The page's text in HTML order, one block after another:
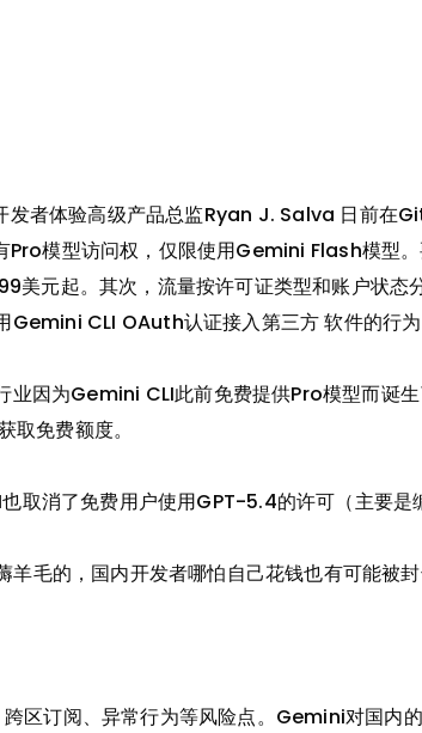
者体验高级产品总监Ryan J. Salva 日前在
Pro模型访问权，仅限使用Gemini Flash模型
元起。其次，流量按许可证类型和账户状态
CLI OAuth认证接入第三方 软件的行为
因为Gemini CLI此前免费提供Pro模型而诞
免费额度。
消了免费用户使用GPT-5.4的许可（主要是
毛的，国内开发者哪怕自己花钱也有可能被封
区订阅、异常行为等风险点。Gemini对国内